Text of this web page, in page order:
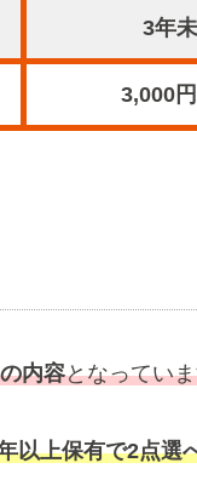
3年
3,000
内容となってい
以上保有で2点選